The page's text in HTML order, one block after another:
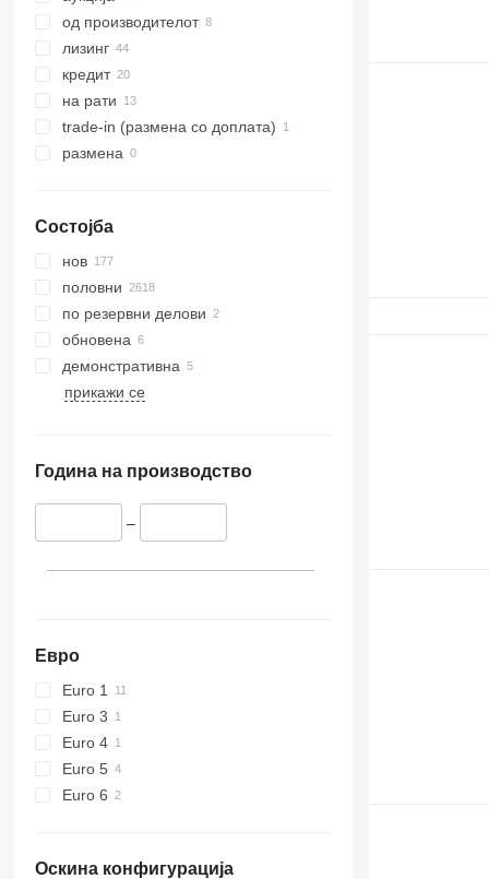
од производителот
лизинг
кредит
на рати
trade-in (размена со доплата)
размена
Состојба
нов
половни
по резервни делови
обновена
демонстративна
прикажи се
Година на производство
–
Евро
Euro 1
Euro 3
Euro 4
Euro 5
Euro 6
Оскина конфигурација